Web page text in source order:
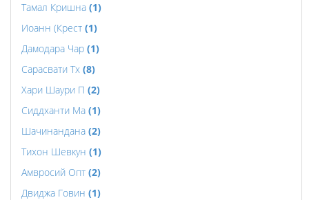
Тамал Кришна (1)
Иоанн (Крест (1)
Дамодара Чар (1)
Сарасвати Тх (8)
Хари Шаури П (2)
Сиддханти Ма (1)
Шачинандана (2)
Тихон Шевкун (1)
Амвросий Опт (2)
Двиджа Говин (1)